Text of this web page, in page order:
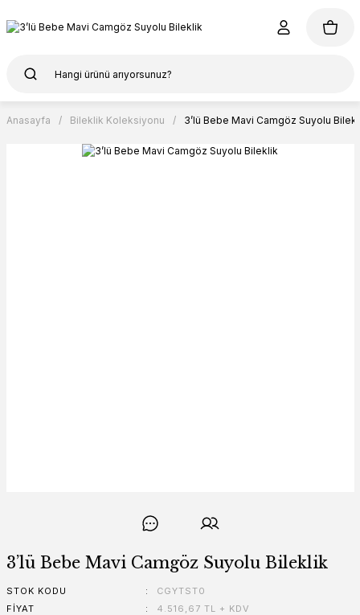
Anasayfa Bileklik Koleksiyonu 3’lü Bebe Mavi Camgöz Suyolu
3’lü Bebe Mavi Camgöz Suyolu Bileklik
STOK KODU
CGYTST0
FIYAT
4.516,67 TL + KDV